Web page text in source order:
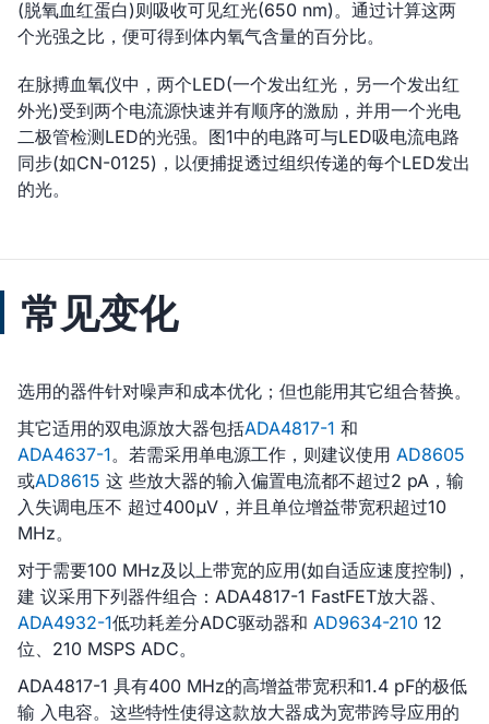
(脱氧血红蛋白)则吸收可见红光(650 nm)。通过计算这两
个光强之比，便可得到体内氧气含量的百分比。
在脉搏血氧仪中，两个LED(一个发出红光，另一个发出红
外光)受到两个电流源快速并有顺序的激励，并用一个光电
二极管检测LED的光强。图1中的电路可与LED吸电流电路
同步(如CN-0125)，以便捕捉透过组织传递的每个LED发出
的光。
常见变化
选用的器件针对噪声和成本优化；但也能用其它组合替换。
其它适用的双电源放大器包括ADA4817-1 和
ADA4637-1。若需采用单电源工作，则建议使用 AD8605
或AD8615 这 些放大器的输入偏置电流都不超过2 pA，输
入失调电压不 超过400μV，并且单位增益带宽积超过10
MHz。
对于需要100 MHz及以上带宽的应用(如自适应速度控制)，
建 议采用下列器件组合：ADA4817-1 FastFET放大器、
ADA4932-1低功耗差分ADC驱动器和 AD9634-210 12
位、210 MSPS ADC。
ADA4817-1 具有400 MHz的高增益带宽积和1.4 pF的极低
输 入电容。这些特性使得这款放大器成为宽带跨导应用的